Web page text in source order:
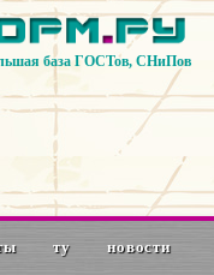
база ГОСТов, СНиПов
ту новости